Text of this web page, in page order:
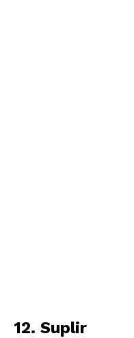
12. Suplir